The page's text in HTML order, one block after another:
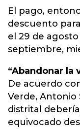
El pago,
descuento
el 29 de
septiembre,
“Abandonar la
De acuerdo
Verde, Antonio
distrital
equivocado